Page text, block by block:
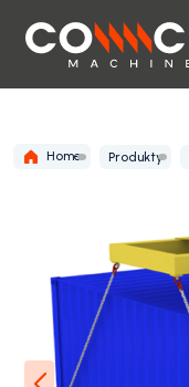
Home Produkty